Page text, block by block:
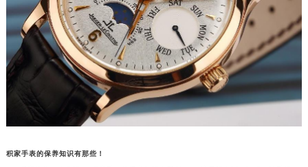
积家手表的保养知识有那些！